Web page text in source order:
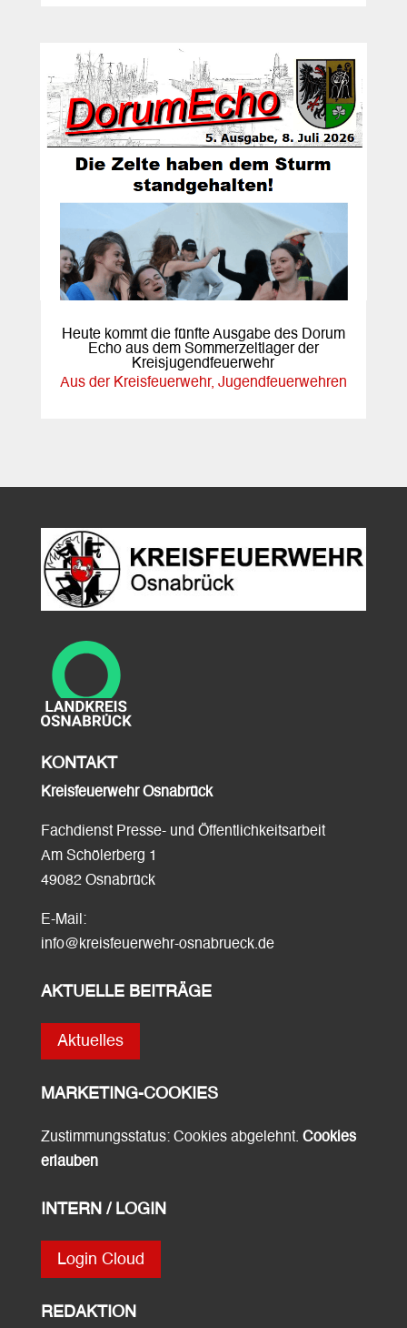
Heute kommt die fünfte Ausgabe des Dorum
Echo aus dem Sommerzeltlager der
Kreisjugendfeuerwehr
Aus der Kreisfeuerwehr, Jugendfeuerwehren
KONTAKT
Kreisfeuerwehr Osnabrück
Fachdienst Presse- und Öffentlichkeitsarbeit
Am Schölerberg 1
49082 Osnabrück
E-Mail:
info@kreisfeuerwehr-osnabrueck.de
AKTUELLE BEITRÄGE
Aktuelles
MARKETING-COOKIES
Zustimmungsstatus: Cookies abgelehnt. Cookies
erlauben
INTERN / LOGIN
Login Cloud
REDAKTION